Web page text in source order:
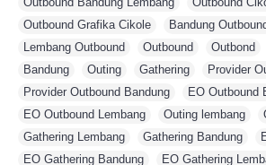
Outbound Grafika Cikole
Bandung
Lembang Outbound
Outbound Outbond
Bandung
Outing Gathering Provider
Provider Outbound Bandung
EO Outbound
EO Outbound Lembang
Outing lembang
Gathering Lembang
Gathering Bandung
EO Gathering Bandung
EO Gathering